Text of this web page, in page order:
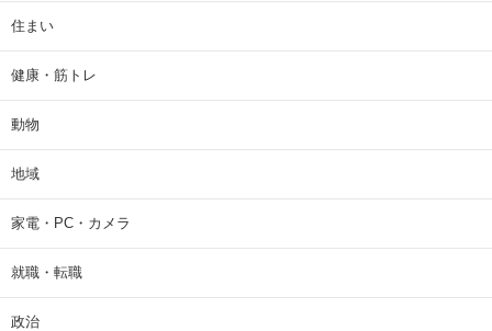
住まい
健康・筋トレ
動物
地域
家電・PC・カメラ
就職・転職
政治